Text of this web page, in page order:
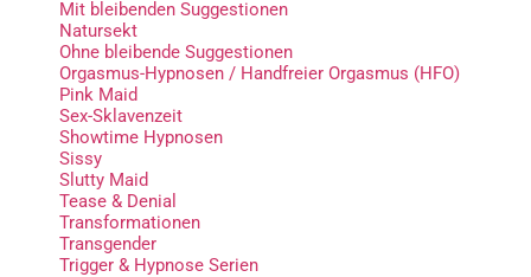
Mit bleibenden Suggestionen
Natursekt
Ohne bleibende Suggestionen
Orgasmus-Hypnosen / Handfreier Orgasmus (HFO)
Pink Maid
Sex-Sklavenzeit
Showtime Hypnosen
Sissy
Slutty Maid
Tease & Denial
Transformationen
Transgender
Trigger & Hypnose Serien